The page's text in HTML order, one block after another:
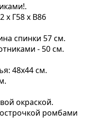
Г58 х В86
спинки 57 см.
- 50 см.
48х44 см.
окраской.
ромбами